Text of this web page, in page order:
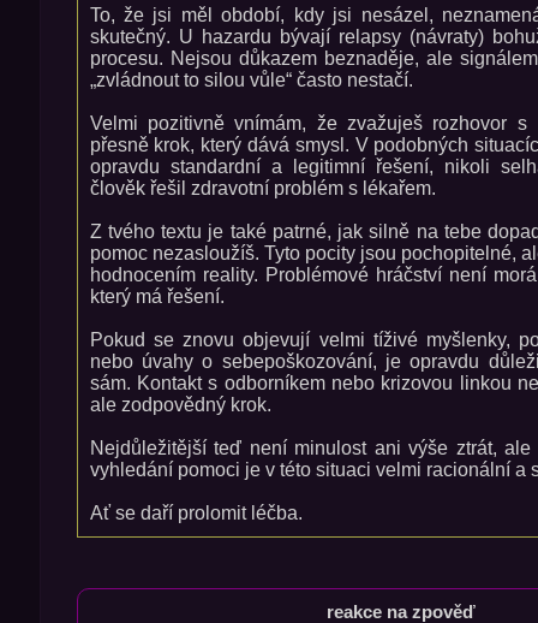
To, že jsi měl období, kdy jsi nesázel,
skutečný. U hazardu bývají relapsy (návraty)
procesu. Nejsou důkazem beznaděje, ale
„zvládnout to silou vůle“ často nestačí.
Velmi pozitivně vnímám, že zvažuješ rozhovor s
přesně krok, který dává smysl. V podobných
opravdu standardní a legitimní řešení, nikoli
člověk řešil zdravotní problém s lékařem.
Z tvého textu je také patrné, jak silně na tebe
pomoc nezasloužíš. Tyto pocity jsou pochopitelné,
hodnocením reality. Problémové hráčství není
který má řešení.
Pokud se znovu objevují velmi tíživé myšlenky,
nebo úvahy o sebepoškozování, je opravdu
sám. Kontakt s odborníkem nebo krizovou linkou
ale zodpovědný krok.
Nejdůležitější teď není minulost ani výše ztrát,
vyhledání pomoci je v této situaci velmi racionální a
Ať se daří prolomit léčba.
reakce na zpověď